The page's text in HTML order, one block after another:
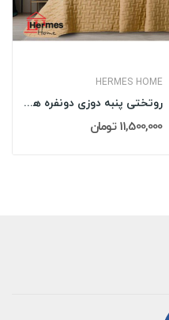
HERMES HOME
روتختی پنبه دوزی دونفره هرمس HERMES مدل: 004...
11,500,000 تومان